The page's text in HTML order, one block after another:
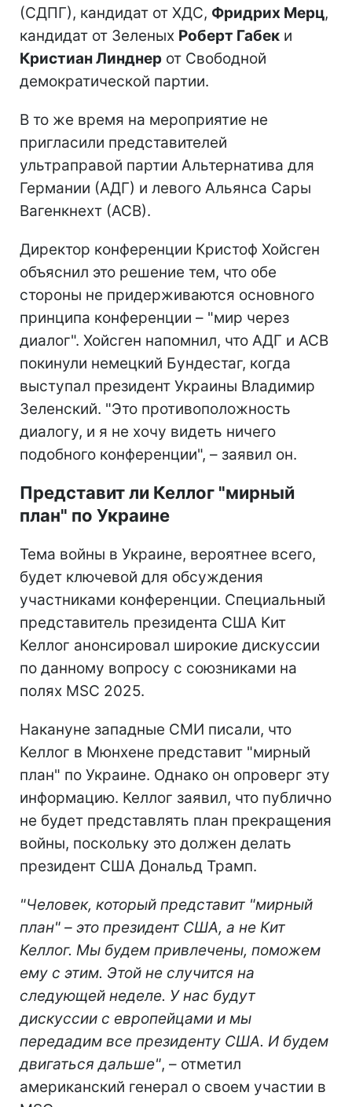
(СДПГ), кандидат от ХДС, Фридрих Мерц,
кандидат от Зеленых Роберт Габек и
Кристиан Линднер от Свободной
демократической партии.
В то же время на мероприятие не
пригласили представителей
ультраправой партии Альтернатива для
Германии (АДГ) и левого Альянса Сары
Вагенкнехт (АСВ).
Директор конференции Кристоф Хойсген
объяснил это решение тем, что обе
стороны не придерживаются основного
принципа конференции – "мир через
диалог". Хойсген напомнил, что АДГ и АСВ
покинули немецкий Бундестаг, когда
выступал президент Украины Владимир
Зеленский. "Это противоположность
диалогу, и я не хочу видеть ничего
подобного конференции", – заявил он.
Представит ли Келлог "мирный
план" по Украине
Тема войны в Украине, вероятнее всего,
будет ключевой для обсуждения
участниками конференции. Специальный
представитель президента США Кит
Келлог анонсировал широкие дискуссии
по данному вопросу с союзниками на
полях MSC 2025.
Накануне западные СМИ писали, что
Келлог в Мюнхене представит "мирный
план" по Украине. Однако он опроверг эту
информацию. Келлог заявил, что публично
не будет представлять план прекращения
войны, поскольку это должен делать
президент США Дональд Трамп.
"Человек, который представит "мирный
план" – это президент США, а не Кит
Келлог. Мы будем привлечены, поможем
ему с этим. Этой не случится на
следующей неделе. У нас будут
дискуссии с европейцами и мы
передадим все президенту США. И будем
двигаться дальше", – отметил
американский генерал о своем участии в